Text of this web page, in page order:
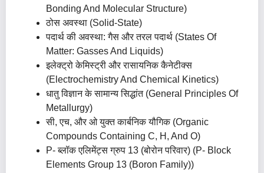
Bonding And Molecular Structure)
ठोस अवस्था (Solid-State)
पदार्थ की अवस्था: गैस और तरल पदार्थ (States Of
Matter: Gasses And Liquids)
इलेक्ट्रो केमिस्ट्री और रासायनिक कैनेटीक्स
(Electrochemistry And Chemical Kinetics)
धातु विज्ञान के सामान्य सिद्धांत (General Principles Of
Metallurgy)
सी, एच, और ओ युक्त कार्बनिक यौगिक (Organic
Compounds Containing C, H, And O)
P- ब्लॉक एलिमेंट्स ग्रुप 13 (बोरोन परिवार) (P- Block
Elements Group 13 (boron Family))